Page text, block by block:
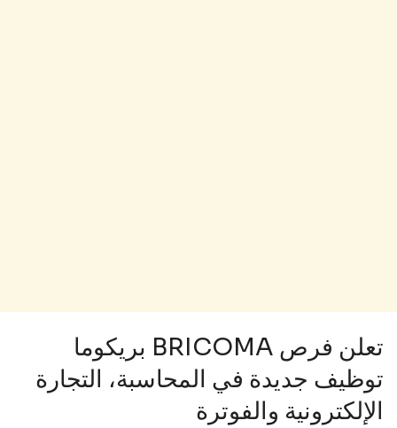
بريكوما BRICOMA تعلن فرص
توظيف جديدة في المحاسبة، التجارة
الإلكترونية والفوترة